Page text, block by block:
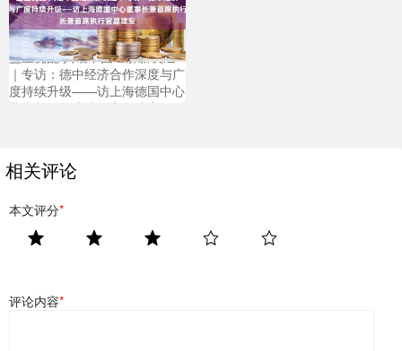
盛宝优配 共话中国经济新机遇
｜专访：德中经济合作深度与广
度持续升级——访上海德国中心
董事长兼首席执行官夏建安
相关评论
本文评分*
评论内容*